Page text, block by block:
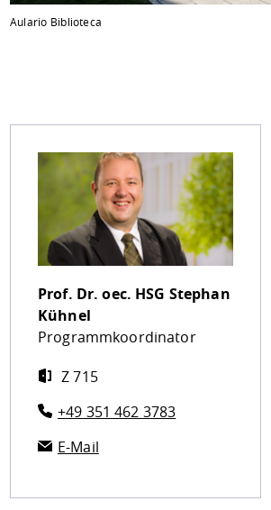
Aulario Biblioteca
Prof. Dr. oec. HSG Stephan
Kühnel
Programmkoordinator
Z 715
+49 351 462 3783
E-Mail